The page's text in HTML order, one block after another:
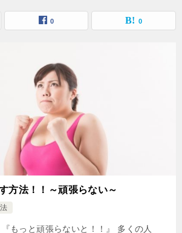
0 0
方法！！～頑張らない～
もっと頑張らないと！！』 多くの人